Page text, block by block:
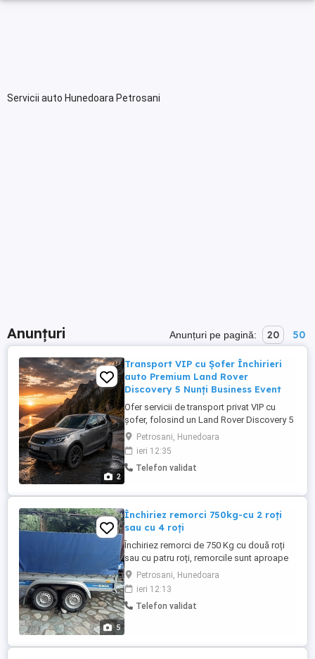
Servicii auto Hunedoara Petrosani
Anunțuri Anunțuri pe pagină: 20 50
2
Transport VIP cu Șofer Închirieri
auto Premium Land Rover
Discovery 5 Nunți Business Event
Ofer servicii de transport privat VIP cu
șofer, folosind un Land Rover Discovery 5
HSE Luxury, model 2018, într-o stare
impecabilă. Dacă îți dorești o experiență
premium, confort maxim și discreție,
această mașină este alegerea ideală atât
deplasări de afaceri ...
Petrosani, Hunedoara
ieri 12:35
Telefon validat
5
Închiriez remorci 750kg-cu 2 roți
sau cu 4 roți
Închiriez remorci de 750 Kg cu două roți
sau cu patru roți, remorcile sunt aproape
noi, prețul este 100 lei pe zi, remorcile se
preia din zona orașului Petroșani,mai
multe detalii la telefon - , nu răspund la
mesaje doar la apel telefonic.
Petrosani, Hunedoara
ieri 12:13
Telefon validat